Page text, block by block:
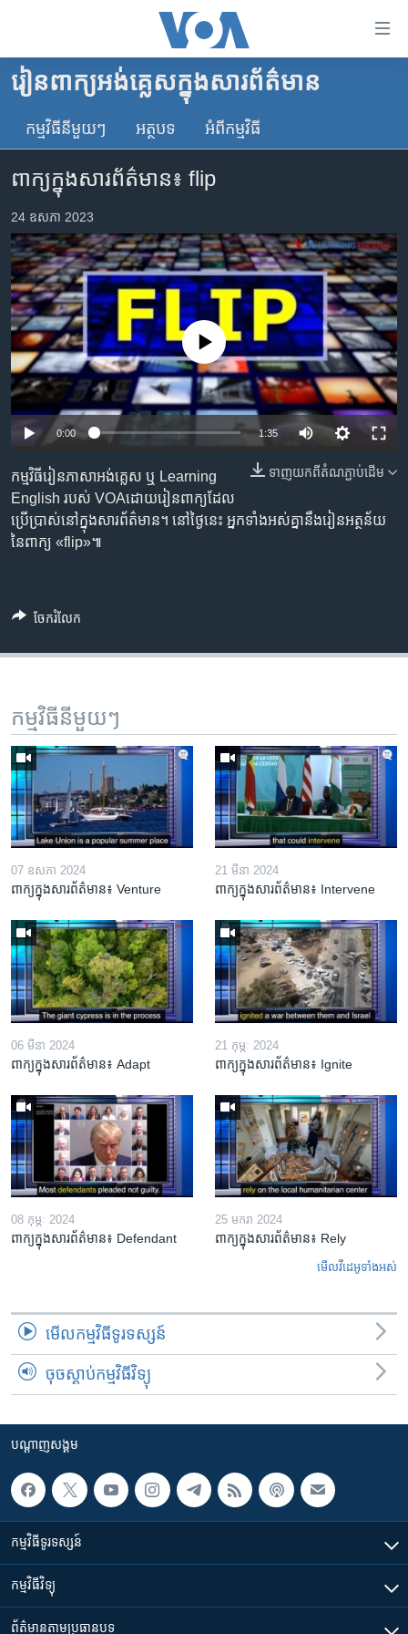
គេហទំព័រ​
ទាក់ទង
និង​
ចូល​
ទំព័រ​
ព័ត៌មាន​​
តែ​
ម្តង
រំលង​
និង​
ចូល​
ទៅ​
ទំព័រ​
រចនា
សម្ព័ន្ធ​
និង​
ចូល​
ទៅ​
កាន់​
កម្ពុជា
អន្តរជាតិ
ហេឡូវីអូអេ
កម្ពុជាច្នៃប្រតិដ្ឋ
ព្រឹត្តិការណ៍ព័ត៌មាន
ទូរទស្សន៍ / វីដេអូ​
វិទ្យុ / ផតខាសថ៍
កម្មវិធីទាំងអស់
Khmer English
បណ្តាញ​សង្គម
រៀន​ពាក្យ​អង់គ្លេស​ក្នុង​សារព័ត៌មាន
កម្មវិធី​នីមួយៗ អត្ថបទ​ អំពី​កម្មវិធី​
ពាក្យក្នុងសារព័ត៌មាន៖ flip
24 ឧសភា 2023
No media source currently available
0:00 1:35
ទាញ​យក​ពី​តំណភ្ជាប់​ដើម
កម្មវិធីរៀនភាសាអង់គ្លេស ឬ Learning
English របស់ VOAដោយរៀនពាក្យដែល
ប្រើប្រាស់នៅក្នុងសារព័ត៌មាន។ នៅថ្ងៃនេះ អ្នកទាំងអស់គ្នានឹងរៀនអត្ថន័យ
នៃពាក្យ «flip»៕
ចែករំលែក
កម្មវិធី​នីមួយៗ
07 ឧសភា 2024
ពាក្យក្នុងសារព័ត៌មាន៖ Venture
21 មីនា 2024
ពាក្យក្នុងសារព័ត៌មាន៖ Intervene
06 មីនា 2024
ពាក្យក្នុងសារព័ត៌មាន៖ Adapt
21 កុម្ភៈ 2024
ពាក្យក្នុងសារព័ត៌មាន៖ Ignite
08 កុម្ភៈ 2024
ពាក្យក្នុងសារព័ត៌មាន៖ Defendant
25 មករា 2024
ពាក្យក្នុងសារព័ត៌មាន៖ Rely
មើល​វីដេអូ​ទាំង​អស់
មើល​កម្មវិធី​ទូរទស្សន៍
ចុចស្តាប់កម្មវិធីវិទ្យុ
បណ្តាញ​សង្គម
កម្មវិធី​ទូរទស្សន៍
កម្មវិធី​វិទ្យុ
ព័ត៌មាន​តាមប្រធានបទ​